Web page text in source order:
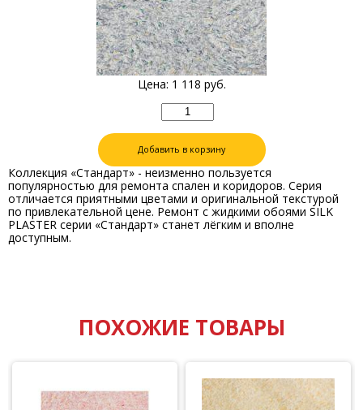
Цена: 1 118 руб.
Добавить в корзину
Коллекция «Стандарт» - неизменно пользуется
популярностью для ремонта спален и коридоров. Серия
отличается приятными цветами и оригинальной текстурой
по привлекательной цене. Ремонт с жидкими обоями SILK
PLASTER серии «Стандарт» станет лёгким и вполне
доступным.
ПОХОЖИЕ ТОВАРЫ